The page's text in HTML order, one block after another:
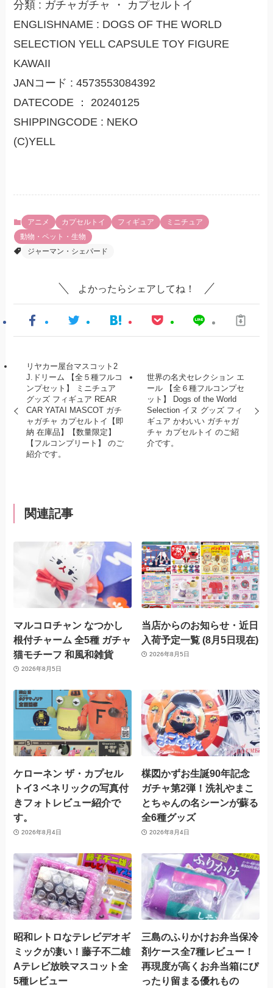
分類 : ガチャガチャ ・ カプセルトイ
ENGLISHNAME : DOGS OF THE WORLD
SELECTION YELL CAPSULE TOY FIGURE
KAWAII
JANコード : 4573553084392
DATECODE ： 20240125
SHIPPINGCODE : NEKO
(C)YELL
アニメ カプセルトイ フィギュア
ミニチュア
動物・ペット・生物
ジャーマン・シェパード
よかったらシェアしてね！
リヤカー屋台マスコット2
J.ドリーム 【全５種フルコ
ンプセット】 ミニチュア
グッズ フィギュア REAR
CAR YATAI MASCOT ガチ
ャガチャ カプセルトイ【即
納 在庫品】【数量限定】
【フルコンプリート】 のご
紹介です。
世界の名犬セレクション エ
ール 【全６種フルコンプセ
ット】 Dogs of the World
Selection イヌ グッズ フィ
ギュア かわいい ガチャガ
チャ カプセルトイ のご紹
介です。
関連記事
マルコロチャン なつかし
根付チャーム 全5種 ガチャ
猫モチーフ 和風和雑貨
2026年8月5日
当店からのお知らせ・近日
入荷予定一覧 (8月5日現在)
2026年8月5日
ケローネン ザ・カプセル
トイ3 ベネリックの写真付
きフォトレビュー紹介で
す。
2026年8月4日
楳図かずお生誕90年記念
ガチャ第2弾！洗礼やまこ
とちゃんの名シーンが蘇る
全6種グッズ
2026年8月4日
昭和レトロなテレビデオギ
ミックが凄い！藤子不二雄
Aテレビ放映マスコット全
5種レビュー
三島のふりかけお弁当保冷
剤ケース全7種レビュー！
再現度が高くお弁当箱にぴ
ったり留まる優れもの